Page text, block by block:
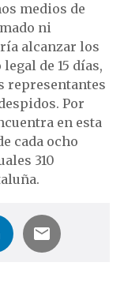
medios de
ni
alcanzar los
de 15 días,
representantes
Por
en esta
cada ocho
310